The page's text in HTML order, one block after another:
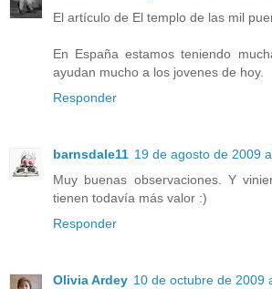
El artículo de El templo de las mil
En España estamos teniendo
ayudan mucho a los jovenes de hoy.
Responder
barnsdale11 19 de agosto de 2009
Muy buenas observaciones. Y
tienen todavía más valor :)
Responder
Olivia Ardey 10 de octubre de 2009